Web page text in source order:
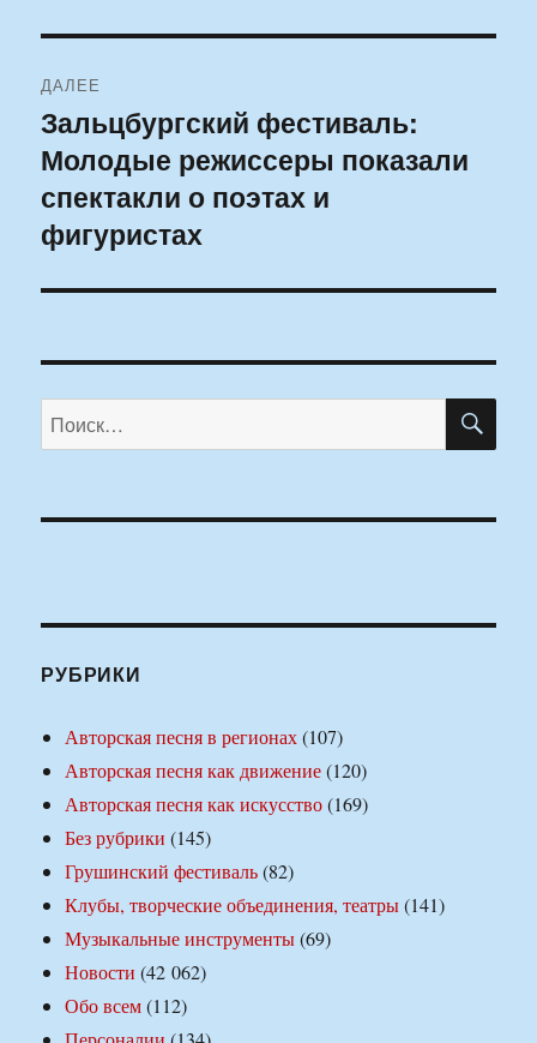
ДАЛЕЕ
Следующая
запись:
Зальцбургский фестиваль:
Молодые режиссеры показали
спектакли о поэтах и
фигуристах
Искать:
РУБРИКИ
Авторская песня в регионах(107)
Авторская песня как движение(120)
Авторская песня как искусство(169)
Без рубрики (145)
Грушинский фестиваль(82)
Клубы, творческие объединения, театры(141)
Музыкальные инструменты(69)
Новости (42 062)
Обо всем(112)